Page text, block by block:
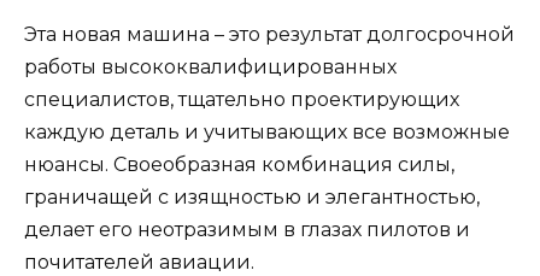
Эта новая машина – это результат долгосрочной
работы высококвалифицированных
специалистов, тщательно проектирующих
каждую деталь и учитывающих все возможные
нюансы. Своеобразная комбинация силы,
граничащей с изящностью и элегантностью,
делает его неотразимым в глазах пилотов и
почитателей авиации.